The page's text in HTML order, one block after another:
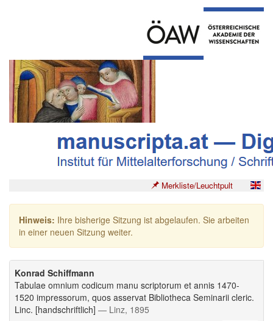
Merkliste/Leuchtpult
Hinweis: Ihre bisherige Sitzung ist abgelaufen. Sie arbeiten
in einer neuen Sitzung weiter.
Konrad Schiffmann
Tabulae omnium codicum manu scriptorum et annis 1470-
1520 impressorum, quos asservat Bibliotheca Seminarii cleric.
Linc. [handschriftlich] — Linz, 1895